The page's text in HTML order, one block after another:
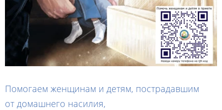
Помогаем женщинам и детям, пострадавшим
от домашнего насилия,